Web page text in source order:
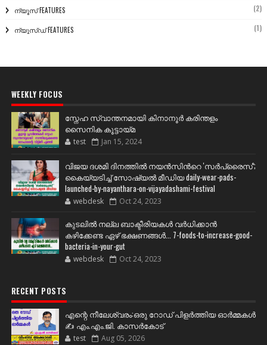
ന്യൂസ് FEATURES (2)
ന്യൂസ്ഡ് FEATURES (1)
WEEKLY FOCUS
സ്നേഹ സ്വാന്തനമായി കിനാനൂർ കരിന്തളം
സൈനിക കൂട്ടായ്മ
test Jan 15, 2024
വിജയ ദശമി ദിനത്തില്‍ നയന്‍സിന്‍റെ 'സര്‍പ്രൈസ്';
കൈയ്യടിച്ച് സോഷ്യല്‍ മീഡിയ daily-wear-pads-
launched-by-nayanthara-on-vijayadashami-festival
webdesk Oct 24, 2023
കുടലിൽ നല്ല ബാക്ടീരിയകൾ വര്‍ധിക്കാന്‍
കഴിക്കേണ്ട ഏഴ് ഭക്ഷണങ്ങള്‍... 7-foods-to-increase-good-
bacteria-in-your-gut
webdesk Oct 24, 2023
RECENT POSTS
എന്റെ നീലേശ്വരം:ഒരു റോഡ് പിളർത്തിയ ഓർമ്മകൾ
✍️ എം.എം.ജി. കാസർകോട്
test Aug 05, 2026